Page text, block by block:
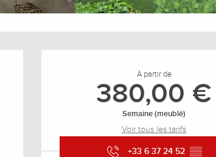
Ouverture et
À partir de
380,00 €
Semaine (meublé)
Voir tous les tarifs
+33 6 37 24 52 ▒▒